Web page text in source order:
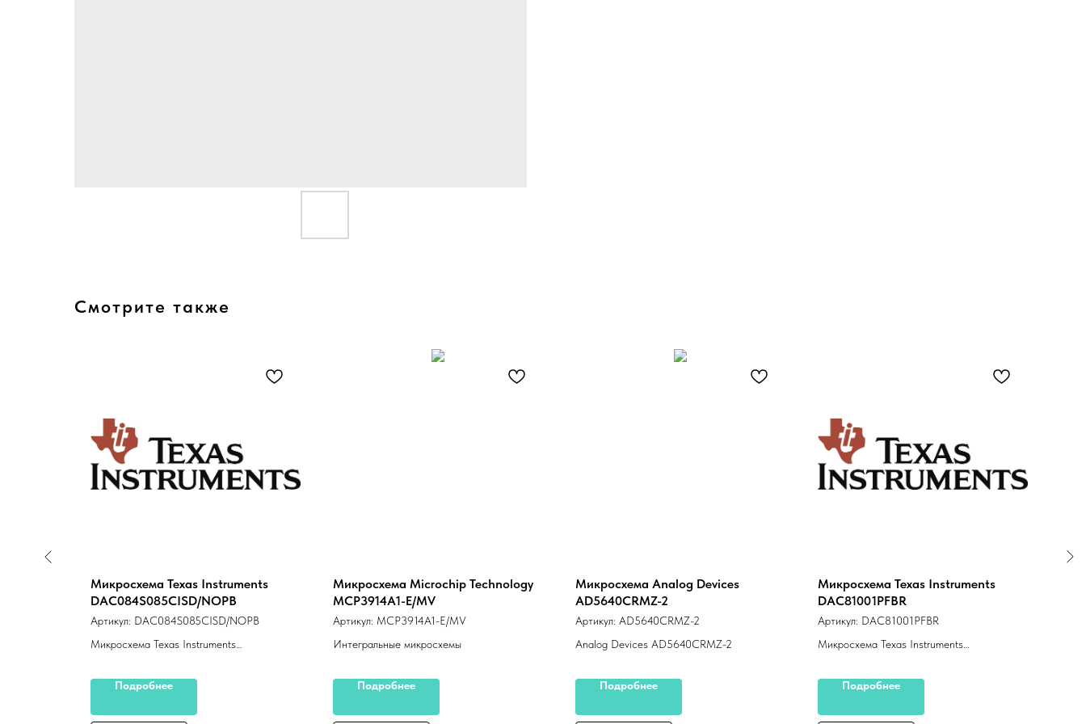
Смотрите также
Микросхема Texas Instruments
DAC084S085CISD/NOPB
Артикул: DAC084S085CISD/NOPB
Микросхема Texas Instruments
Подробнее
Микросхема Microchip Technology
MCP3914A1-E/MV
Артикул: MCP3914A1-E/MV
Интегральные микросхемы
Подробнее
Микросхема Analog Devices
AD5640CRMZ-2
Артикул: AD5640CRMZ-2
Analog Devices AD5640CRMZ-2
Подробнее
Микросхема Texas Instruments
DAC81001PFBR
Артикул: DAC81001PFBR
Микросхема Texas Instruments
Подробнее